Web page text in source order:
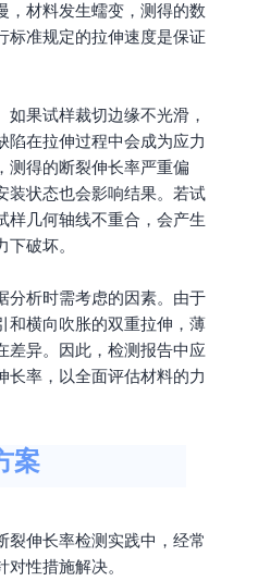
，材料发生蠕变，测得的数
标准规定的拉伸速度是保证
果试样裁切边缘不光滑，
陷在拉伸过程中会成为应力
测得的断裂伸长率严重偏
装状态也会影响结果。若试
样几何轴线不重合，会产生
破坏。
分析时需考虑的因素。由于
和横向吹胀的双重拉伸，薄
差异。因此，检测报告中应
长率，以全面评估材料的力
案
裂伸长率检测实践中，经常
性措施解决。